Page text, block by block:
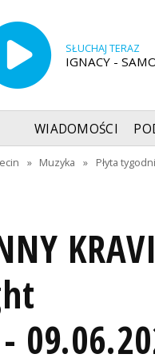
SŁUCHAJ TERAZ
IGNACY -
WIADOMOŚCI
» Muzyka » Płyta